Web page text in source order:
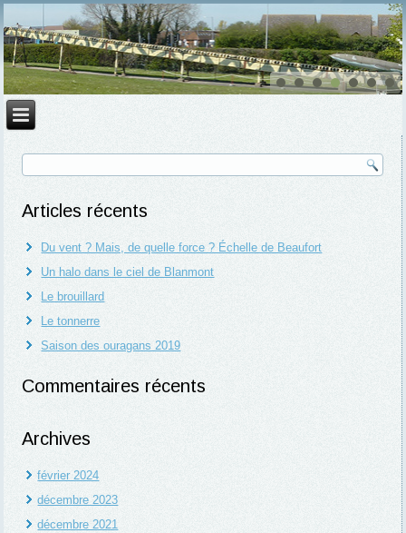
Articles récents
Du vent ? Mais, de quelle force ? Échelle de Beaufort
Un halo dans le ciel de Blanmont
Le brouillard
Le tonnerre
Saison des ouragans 2019
Commentaires récents
Archives
février 2024
décembre 2023
décembre 2021